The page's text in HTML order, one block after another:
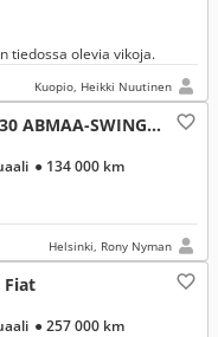
tiedossa olevia vikoja.
Kuopio, Heikki Nuutinen
Hymer DUCATO 230 ABMAA-SWING 544, Fiat
● 134 000 km
Helsinki, Rony Nyman
Fiat
● 257 000 km